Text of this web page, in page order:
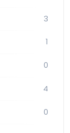
3
1
0
4
0